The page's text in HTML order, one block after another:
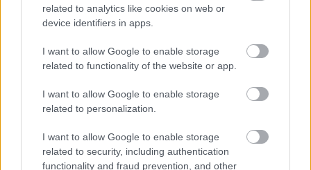
related to analytics like cookies on web or
device identifiers in apps.
I want to allow Google to enable storage
related to functionality of the website or app.
I want to allow Google to enable storage
related to personalization.
I want to allow Google to enable storage
related to security, including authentication
functionality and fraud prevention, and other